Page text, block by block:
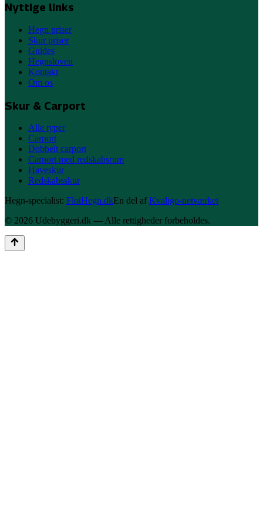
Nyttige links
Hegn priser
Skur priser
Guides
Hegnsloven
Kontakt
Om os
Skur & Carport
Alle typer
Carport
Dobbelt carport
Carport med redskabsrum
Haveskur
Redskabsskur
Hegn-specialist: FlotHegn.dkEn del af Kvaligo-netværket
© 2026 Udebyggeri.dk — Alle rettigheder forbeholdes.